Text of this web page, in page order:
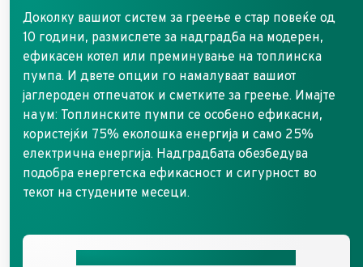
Доколку вашиот систем за греење е стар повеќе од
10 години, размислете за надградба на модерен,
ефикасен котел или преминување на топлинска
пумпа. И двете опции го намалуваат вашиот
јаглероден отпечаток и сметките за греење. Имајте
на ум: Топлинските пумпи се особено ефикасни,
користејќи 75% еколошка енергија и само 25%
електрична енергија. Надградбата обезбедува
подобра енергетска ефикасност и сигурност во
текот на студените месеци.